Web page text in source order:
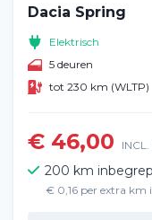
Dacia Spring
Elektrisch
5 deuren
tot 230 km (WLTP)
€ 46,00
200 km
€ 0,16 per extra km